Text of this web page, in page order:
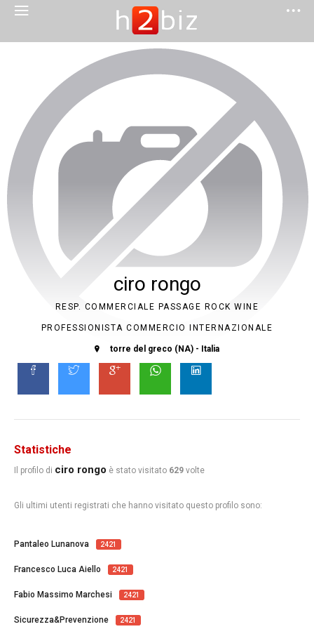
ciro rongo
RESP. COMMERCIALE PASSAGE ROCK WINE
PROFESSIONISTA COMMERCIO INTERNAZIONALE
torre del greco (NA) - Italia
Statistiche
Il profilo di ciro rongo è stato visitato 629 volte
Gli ultimi utenti registrati che hanno visitato questo profilo sono:
Pantaleo Lunanova 2421
Francesco Luca Aiello 2421
Fabio Massimo Marchesi 2421
Sicurezza&Prevenzione 2421